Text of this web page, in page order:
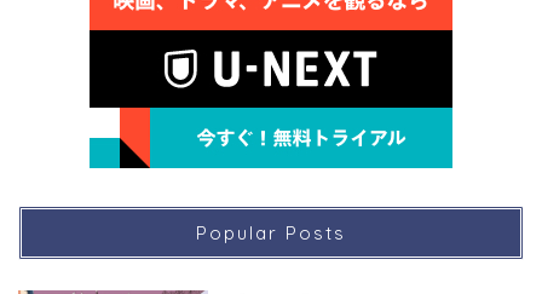
Popular Posts